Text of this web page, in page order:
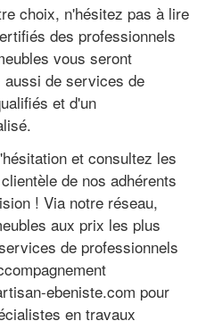
choix, n'hésitez pas à lire
des professionnels
vous seront
aussi de services de
et d'un
et consultez les
de nos adhérents
! Via notre réseau,
aux prix les plus
de professionnels
ebeniste.com pour
en travaux